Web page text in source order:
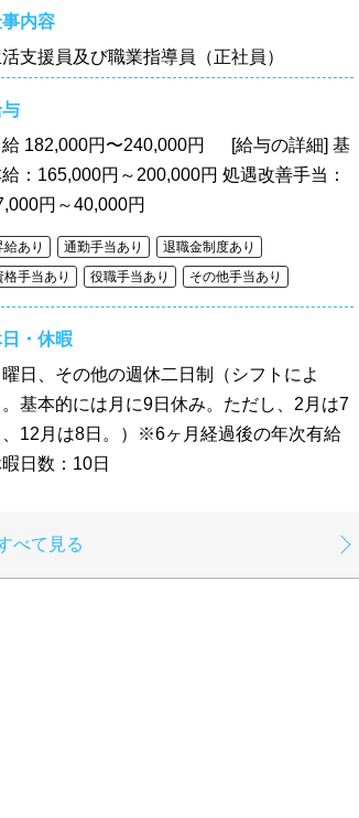
内容
支援員及び職業指導員（正社員）
給 182,000円〜240,000円 [給与の詳細] 基
：165,000円～200,000円 処遇改善手当：
円～40,000円
給あり 通勤手当あり
退職金制度あり
格手当あり
役職手当あり その他手当あり
・休暇
曜日、その他の週休二日制（シフトによ
。基本的には月に9日休み。ただし、2月は7
、12月は8日。）※6ヶ月経過後の年次有給
日数：10日
べて見る